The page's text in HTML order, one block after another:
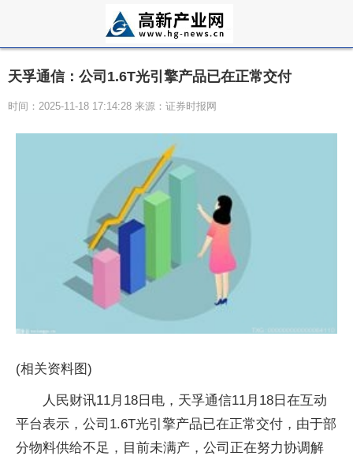
天孚通信：公司1.6T光引擎产品已在正常交付
时间：2025-11-18 17:14:28 来源：证券时报网
(相关资料图)
人民财讯11月18日电，天孚通信11月18日在互动
平台表示，公司1.6T光引擎产品已在正常交付，由于部
分物料供给不足，目前未满产，公司正在努力协调解